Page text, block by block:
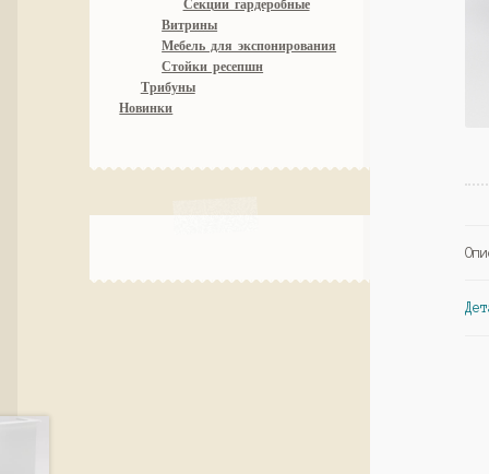
Секции гардеробные
Витрины
Мебель для экспонирования
Стойки ресепшн
Трибуны
Новинки